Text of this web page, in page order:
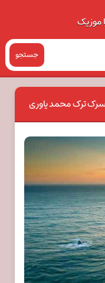
موزیک
جستجو
سرک ترک محمد یاوری